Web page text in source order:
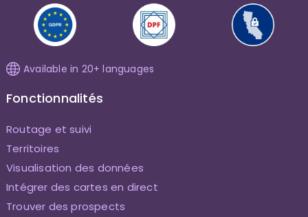
Available in 20+ languages
Fonctionnalités
Routage et suivi
Territoires
Visualisation des données
Intégrer des cartes en direct
Trouver des prospects